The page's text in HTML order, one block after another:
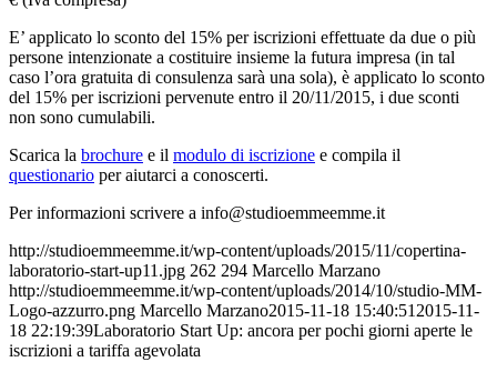
E’ applicato lo sconto del 15% per iscrizioni effettuate da due o più
persone intenzionate a costituire insieme la futura impresa (in tal
caso l’ora gratuita di consulenza sarà una sola), è applicato lo sconto
del 15% per iscrizioni pervenute entro il 20/11/2015, i due sconti
non sono cumulabili.
Scarica la brochure e il modulo di iscrizione e compila il
questionario per aiutarci a conoscerti.
Per informazioni scrivere a info@studioemmeemme.it
http://studioemmeemme.it/wp-content/uploads/2015/11/copertina-
laboratorio-start-up11.jpg 262 294 Marcello Marzano
http://studioemmeemme.it/wp-content/uploads/2014/10/studio-MM-
Logo-azzurro.png Marcello Marzano2015-11-18 15:40:51 2015-11-
18 22:19:39Laboratorio Start Up: ancora per pochi giorni aperte le
iscrizioni a tariffa agevolata